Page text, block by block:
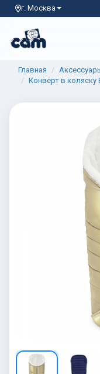
г. Москва
Главная
Конверт в коляску